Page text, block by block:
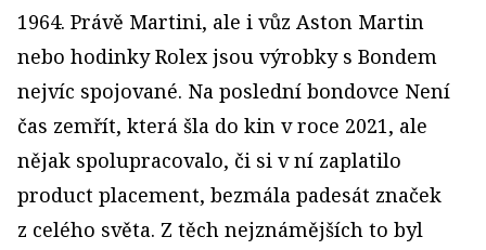
1964. Právě Martini, ale i vůz Aston Martin
nebo hodinky Rolex jsou výrobky s Bondem
nejvíc spojované. Na poslední bondovce Není
čas zemřít, která šla do kin v roce 2021, ale
nějak spolupracovalo, či si v ní zaplatilo
product placement, bezmála padesát značek
z celého světa. Z těch nejznámějších to byl